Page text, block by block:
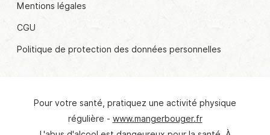
Mentions légales
CGU
Politique de protection des données personnelles
Pour votre santé, pratiquez une activité physique
régulière - www.mangerbouger.fr